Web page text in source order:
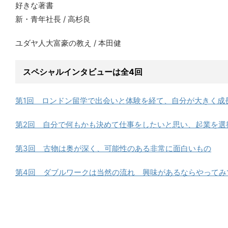
好きな著書
新・青年社長 / 高杉良
ユダヤ人大富豪の教え / 本田健
スペシャルインタビューは全4回
第1回 ロンドン留学で出会いと体験を経て、自分が大きく成
第2回 自分で何もかも決めて仕事をしたいと思い、起業を選
第3回 古物は奥が深く、可能性のある非常に面白いもの
第4回 ダブルワークは当然の流れ 興味があるならやってみ